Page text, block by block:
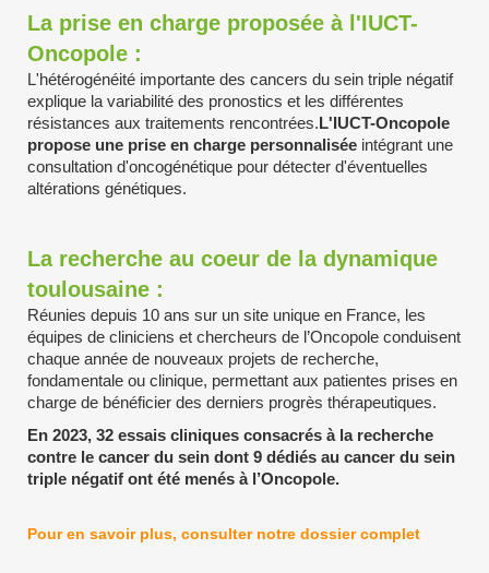
La prise en charge proposée à l'IUCT-
Oncopole :
L'hétérogénéité importante des cancers du sein triple négatif
explique la variabilité des pronostics et les différentes
résistances aux traitements rencontrées.L'IUCT-Oncopole
propose une prise en charge personnalisée intégrant une
consultation d'oncogénétique pour détecter d'éventuelles
altérations génétiques.
La recherche au coeur de la dynamique
toulousaine :
Réunies depuis 10 ans sur un site unique en France, les
équipes de cliniciens et chercheurs de l’Oncopole conduisent
chaque année de nouveaux projets de recherche,
fondamentale ou clinique, permettant aux patientes prises en
charge de bénéficier des derniers progrès thérapeutiques.
En 2023, 32 essais cliniques consacrés à la recherche
contre le cancer du sein dont 9 dédiés au cancer du sein
triple négatif ont été menés à l’Oncopole.
Pour en savoir plus, consulter notre dossier complet